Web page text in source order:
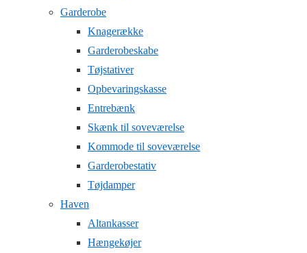
Garderobe
Knagerække
Garderobeskabe
Tøjstativer
Opbevaringskasse
Entrebænk
Skænk til soveværelse
Kommode til soveværelse
Garderobestativ
Tøjdamper
Haven
Altankasser
Hængekøjer